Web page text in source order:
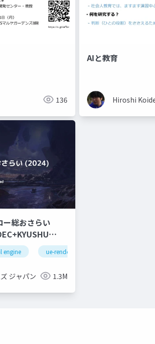
136
AIと教育
Hiroshi
ー総おさらい
engine ue-rendering
ジャパン 1.3M